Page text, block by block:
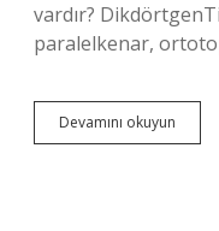
vardır?
paralelkenar,
Devamını okuyun
Ve